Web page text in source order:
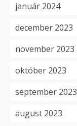
január 2024
december 2023
november 2023
október 2023
september 2023
august 2023